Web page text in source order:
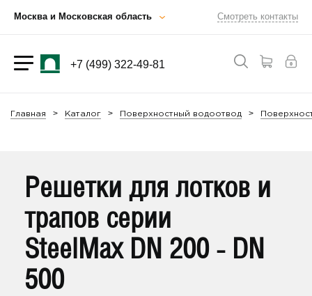
Москва и Московская область Смотреть контакты
+7 (499) 322-49-81
Главная Каталог Поверхностный водоотвод
Решетки для лотков и
трапов серии
SteelMax DN 200 - DN
500